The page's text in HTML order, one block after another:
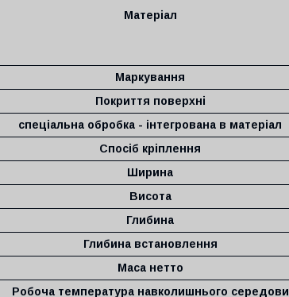
Матеріал
Маркування
Покриття поверхні
спеціальна обробка - інтегрована в матеріал
Спосіб кріплення
Ширина
Висота
Глибина
Глибина встановлення
Маса нетто
Робоча температура навколишнього середови